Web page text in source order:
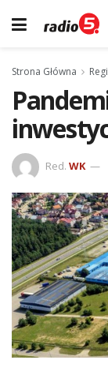
Strona Główna
Red. WK